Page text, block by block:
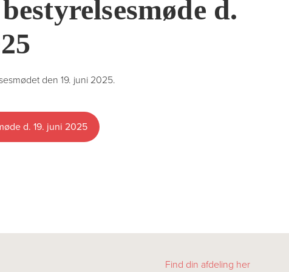
d.
den 19. juni 2025.
d. 19. juni 2025
Find din afdeling her